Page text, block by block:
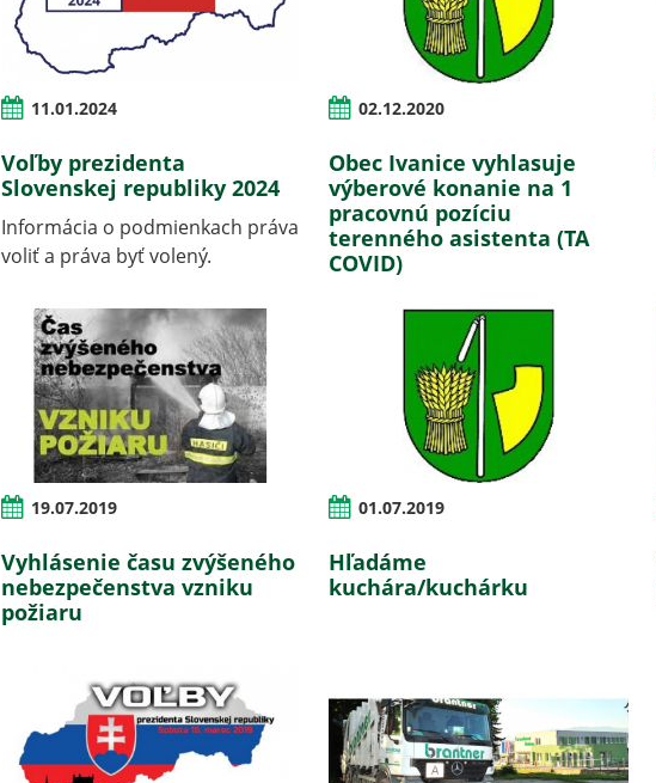
11.01.2024
Voľby prezidenta
Slovenskej republiky 2024
Informácia o podmienkach práva
voliť a práva byť volený.
02.12.2020
Obec Ivanice vyhlasuje
výberové konanie na 1
pracovnú pozíciu
terenného asistenta (TA
COVID)
19.07.2019
Vyhlásenie času zvýšeného
nebezpečenstva vzniku
požiaru
01.07.2019
Hľadáme
kuchára/kuchárku